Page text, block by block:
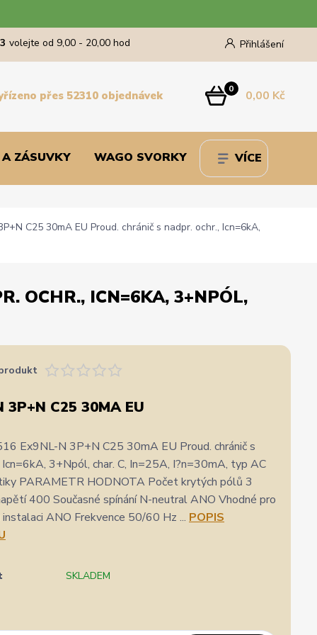
Přihlášení
volejte od 9,00 - 20,00 hod
0 0,00 Kč
přes 52310 objednávek
ZÁSUVKY WAGO SVORKY VÍCE
C25 30mA EU Proud. chránič s nadpr. ochr., Icn=6kA,
OCHR., ICN=6KA, 3+NPÓL,
3P+N C25 30MA EU
Ex9NL-N 3P+N C25 30mA EU Proud. chránič s
Icn=6kA, 3+Npól, char. C, In=25A, I?n=30mA, typ AC
PARAMETR HODNOTA Počet krytých pólů 3
400 Současné spínání N-neutral ANO Vhodné pro
ANO Frekvence 50/60 Hz ... POPIS
SKLADEM